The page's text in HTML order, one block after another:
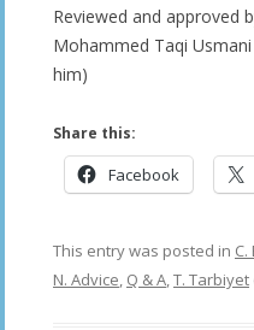
Reviewed and approved
Mohammed Taqi
him)
Share this:
Facebook
This entry was posted in
N. Advice, Q & A,T. Tarbiyet